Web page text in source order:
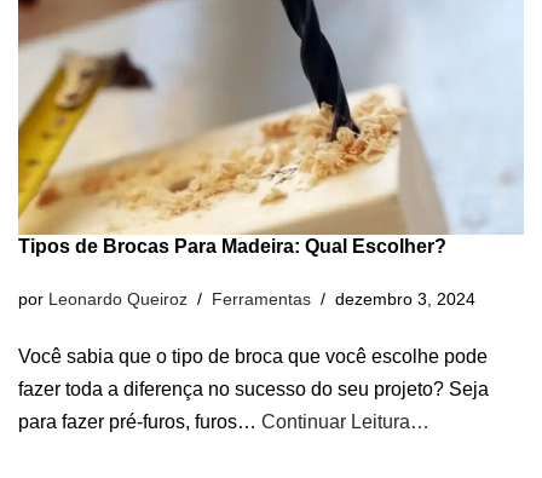
Tipos de Brocas Para Madeira: Qual Escolher?
por Leonardo Queiroz Ferramentas dezembro 3, 2024
Você sabia que o tipo de broca que você escolhe pode
fazer toda a diferença no sucesso do seu projeto? Seja
para fazer pré-furos, furos… Continuar Leitura…